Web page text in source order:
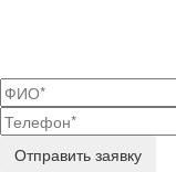
Отправить заявку